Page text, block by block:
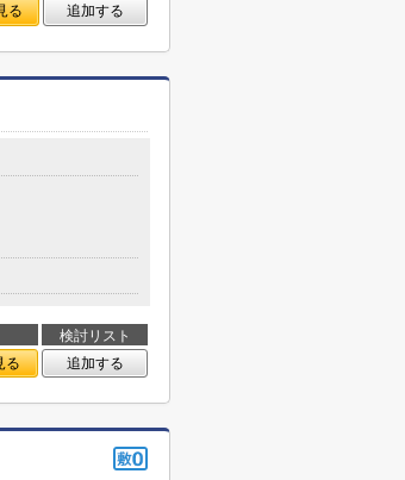
る 追加する
検討リスト
る 追加する